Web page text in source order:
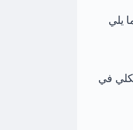
يلي
من الحجم الكلي في